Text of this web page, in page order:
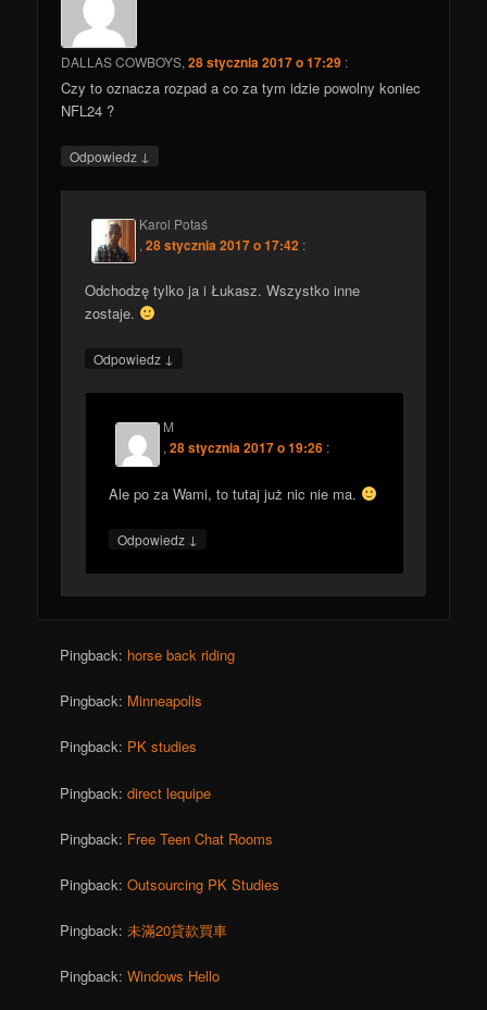
DALLAS COWBOYS,28 stycznia 2017 o 17:29 :
Czy to oznacza rozpad a co za tym idzie powolny koniec
NFL24 ?
Odpowiedz ↓
Karol Potaś
,28 stycznia 2017 o 17:42 :
Odchodzę tylko ja i Łukasz. Wszystko inne
zostaje.
Odpowiedz ↓
M
,28 stycznia 2017 o 19:26 :
Ale po za Wami, to tutaj już nic nie ma.
Odpowiedz ↓
Pingback: horse back riding
Pingback: Minneapolis
Pingback: PK studies
Pingback:direct lequipe
Pingback: Free Teen Chat Rooms
Pingback:Outsourcing PK Studies
Pingback:未滿20貸款買車
Pingback:Windows Hello